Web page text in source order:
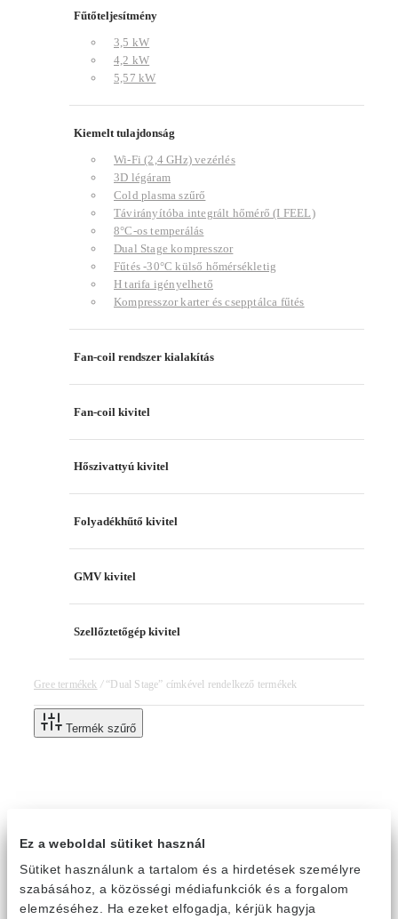
Ez a weboldal sütiket használ
Sütiket használunk a tartalom és a hirdetések személyre
szabásához, a közösségi médiafunkciók és a forgalom
elemzéséhez. Ha ezeket elfogadja, kérjük hagyja
Fűtőteljesítmény
3,5 kW
4,2 kW
5,57 kW
Kiemelt tulajdonság
Wi-Fi (2,4 GHz) vezérlés
3D légáram
Cold plasma szűrő
Távirányítóba integrált hőmérő (I FEEL)
8°C-os temperálás
Dual Stage kompresszor
Fűtés -30°C külső hőmérsékletig
H tarifa igényelhető
Kompresszor karter és csepptálca fűtés
Fan-coil rendszer kialakítás
Fan-coil kivitel
Hőszivattyú kivitel
Folyadékhűtő kivitel
GMV kivitel
Szellőztetőgép kivitel
Gree termékek /“Dual Stage” címkével rendelkező termékek
Termék szűrő